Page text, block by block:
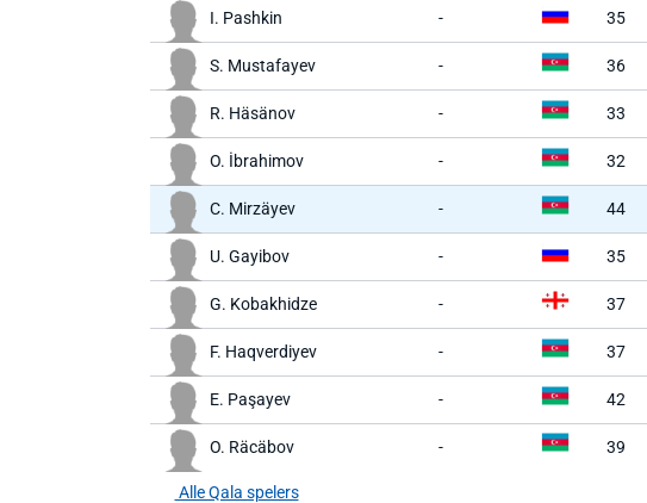
I. Pashkin - 35
S. Mustafayev - 36
R. Häsänov - 33
O. İbrahimov - 32
C. Mirzäyev - 44
U. Gayibov - 35
G. Kobakhidze - 37
F. Haqverdiyev - 37
E. Paşayev - 42
O. Räcäbov - 39
Alle Qala spelers